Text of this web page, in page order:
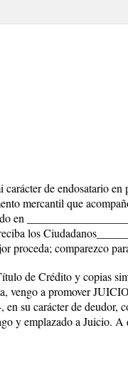
carácter de endosatario
mercantil que
en
los
proceda; comparezco
de Crédito y copias
vengo a promover
su carácter de
y emplazado a Juicio.